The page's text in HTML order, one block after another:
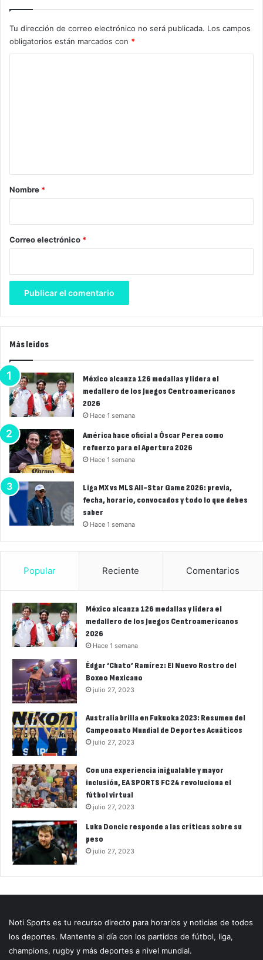
Tu dirección de correo electrónico no será publicada. Los campos
obligatorios están marcados con *
r
*
Nombre *
Correo electrónico *
Más leídos
México alcanza 126 medallas y lidera el
medallero de los Juegos Centroamericanos
2026
Hace 1 semana
América hace oficial a Óscar Perea como
refuerzo para el Apertura 2026
Hace 1 semana
Liga MX vs MLS All-Star Game 2026: previa,
fecha, horario, convocados y todo lo que debes
saber
Hace 1 semana
Popular Reciente Comentarios
México alcanza 126 medallas y lidera el
medallero de los Juegos Centroamericanos
2026
Hace 1 semana
Édgar ‘Chato’ Ramírez: El Nuevo Rostro del
Boxeo Mexicano
julio 27, 2023
Australia brilla en Fukuoka 2023: Resumen del
Campeonato Mundial de Deportes Acuáticos
julio 27, 2023
Con una experiencia inigualable y mayor
inclusión, EA SPORTS FC 24 revoluciona el
fútbol virtual
julio 27, 2023
Luka Doncic responde a las críticas sobre su
peso
julio 27, 2023
Noti Sports es tu recurso directo para horarios y noticias de todos
los deportes. Mantente al día con los partidos de fútbol, liga,
champions, rugby y más deportes a nivel mundial.